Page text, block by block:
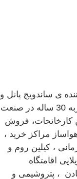
ی ساندویچ پانل و
تولید کننده کانکس در شرق کشور با تجربه 30 ساله در صنعت
فروش
مراکز خرید ،
، کیلین روم و
اقامتگاه
، پتروشیمی و